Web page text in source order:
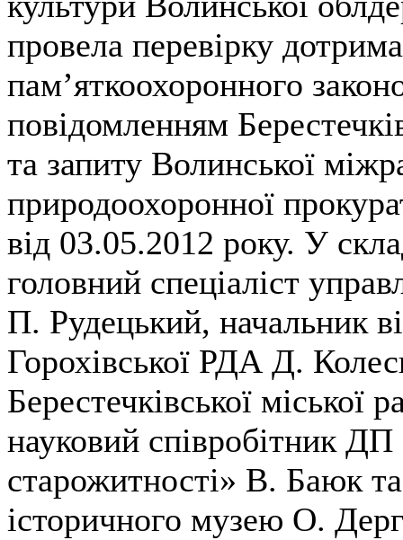
провела перевірку
пам’яткоохоронного
повідомленням
та запиту Волинської
природоохоронної
від 03.05.2012 року. У
головний спеціаліст
П. Рудецький, начальник
Горохівської РДА Д.
Берестечківської міської
науковий співробітник
старожитності» В. Баюк
історичного музею О.